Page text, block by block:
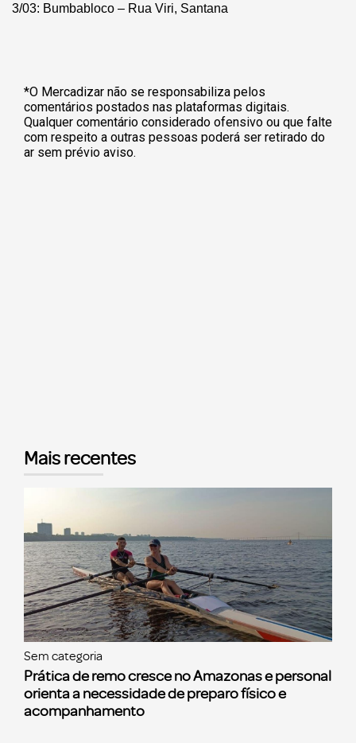
3/03: Bumbabloco – Rua Viri, Santana
*O Mercadizar não se responsabiliza pelos
comentários postados nas plataformas digitais.
Qualquer comentário considerado ofensivo ou que falte
com respeito a outras pessoas poderá ser retirado do
ar sem prévio aviso.
Mais recentes
Sem categoria
Prática de remo cresce no Amazonas e personal
orienta a necessidade de preparo físico e
acompanhamento